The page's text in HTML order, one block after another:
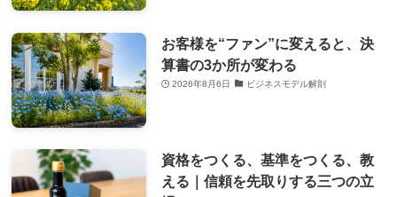
お客様を“ファン”に変えると、決
算書の3か所が変わる
2026年8月6日 ビジネスモデル解剖
資格をつくる、基準をつくる、教
える｜信頼を先取りする三つの立